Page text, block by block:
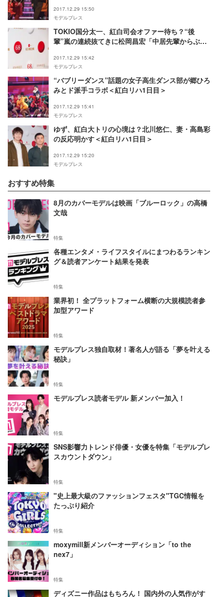
2017.12.29 15:50
モデルプレス
TOKIO国分太一、紅白司会オファー待ち？“後
輩”嵐の連続抜てきに松岡昌宏「中居先輩からぶっ
2017.12.29 15:42
モデルプレス
“バブリーダンス”話題の女子高生ダンス部が郷ひろ
みとド派手コラボ＜紅白リハ1日目＞
2017.12.29 15:41
モデルプレス
ゆず、紅白大トリの心境は？北川悠仁、妻・高島彩
の反応明かす＜紅白リハ1日目＞
2017.12.29 15:20
モデルプレス
おすすめ特集
8月のカバーモデルは映画「ブルーロック」の高橋
文哉
特集
各種エンタメ・ライフスタイルにまつわるランキン
グ＆読者アンケート結果を発表
特集
業界初！ 全プラットフォーム横断の大規模読者参
加型アワード
特集
モデルプレス独自取材！著名人が語る「夢を叶える
秘訣」
特集
モデルプレス読者モデル 新メンバー加入！
特集
SNS影響力トレンド俳優・女優を特集「モデルプレ
スカウントダウン」
特集
"史上最大級のファッションフェスタ"TGC情報を
たっぷり紹介
特集
moxymill新メンバーオーディション「to the
nex7」
特集
ディズニー作品はもちろん！ 国内外の人気作がす